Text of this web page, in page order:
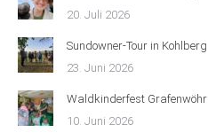
20. Juli 2026
Sundowner-Tour in Kohlberg
23. Juni 2026
Waldkinderfest Grafenwöhr
10. Juni 2026